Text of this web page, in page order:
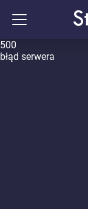
500
błąd serwera